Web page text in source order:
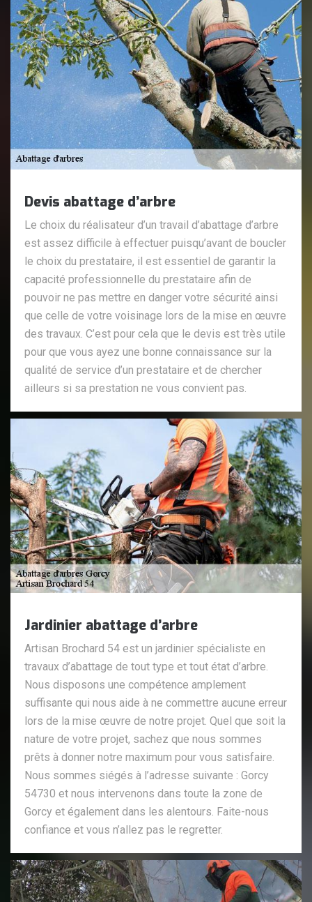
Devis abattage d’arbre
Le choix du réalisateur d’un travail d’abattage d’arbre
est assez difficile à effectuer puisqu’avant de boucler
le choix du prestataire, il est essentiel de garantir la
capacité professionnelle du prestataire afin de
pouvoir ne pas mettre en danger votre sécurité ainsi
que celle de votre voisinage lors de la mise en œuvre
des travaux. C’est pour cela que le devis est très utile
pour que vous ayez une bonne connaissance sur la
qualité de service d’un prestataire et de chercher
ailleurs si sa prestation ne vous convient pas.
Jardinier abattage d’arbre
Artisan Brochard 54 est un jardinier spécialiste en
travaux d’abattage de tout type et tout état d’arbre.
Nous disposons une compétence amplement
suffisante qui nous aide à ne commettre aucune erreur
lors de la mise œuvre de notre projet. Quel que soit la
nature de votre projet, sachez que nous sommes
prêts à donner notre maximum pour vous satisfaire.
Nous sommes siégés à l’adresse suivante : Gorcy
54730 et nous intervenons dans toute la zone de
Gorcy et également dans les alentours. Faite-nous
confiance et vous n’allez pas le regretter.